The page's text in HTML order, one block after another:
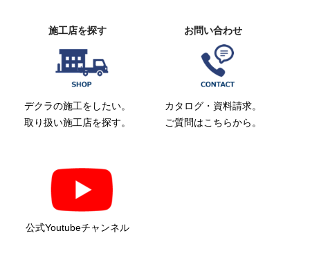
施工店を探す
デクラの施工をしたい。
取り扱い施工店を探す。
お問い合わせ
カタログ・資料請求。
ご質問はこちらから。
公式Youtubeチャンネル